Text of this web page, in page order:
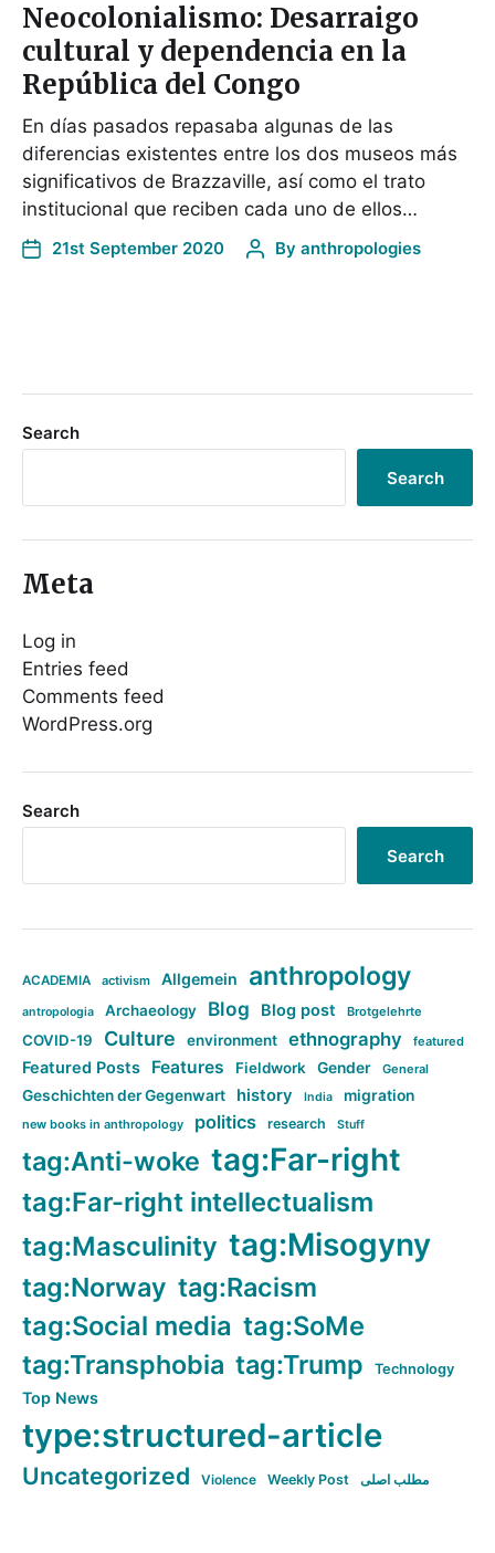
Neocolonialismo: Desarraigo
cultural y dependencia en la
República del Congo
En días pasados repasaba algunas de las
diferencias existentes entre los dos museos más
significativos de Brazzaville, así como el trato
institucional que reciben cada uno de ellos…
21st September 2020 By anthropologies
Search
Search
Meta
Log in
Entries feed
Comments feed
WordPress.org
Search
Search
ACADEMIA activism Allgemein anthropology
antropologia Archaeology Blog Blog post Brotgelehrte
COVID-19 Culture environment ethnography featured
Featured Posts Features Fieldwork Gender General
Geschichten der Gegenwart history India migration
new books in anthropology politics research Stuff
tag:Anti-woke tag:Far-right
tag:Far-right intellectualism
tag:Masculinity tag:Misogyny
tag:Norway tag:Racism
tag:Social media tag:SoMe
tag:Transphobia tag:Trump Technology
Top News
type:structured-article
Uncategorized Violence Weekly Post مطلب اصلی